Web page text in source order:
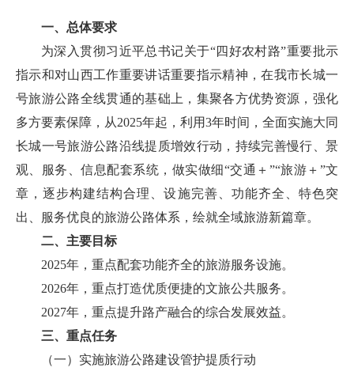
一、总体要求
为深入贯彻习近平总书记关于“四好农村路”重要批示
指示和对山西工作重要讲话重要指示精神，在我市长城一
号旅游公路全线贯通的基础上，集聚各方优势资源，强化
多方要素保障，从2025年起，利用3年时间，全面实施大同
长城一号旅游公路沿线提质增效行动，持续完善慢行、景
观、服务、信息配套系统，做实做细“交通＋”“旅游＋”文
章，逐步构建结构合理、设施完善、功能齐全、特色突
出、服务优良的旅游公路体系，绘就全域旅游新篇章。
二、主要目标
2025年，重点配套功能齐全的旅游服务设施。
2026年，重点打造优质便捷的文旅公共服务。
2027年，重点提升路产融合的综合发展效益。
三、重点任务
（一）实施旅游公路建设管护提质行动